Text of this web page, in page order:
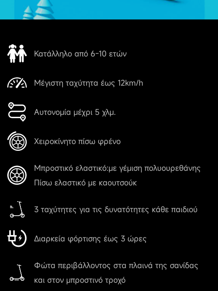
Κατάλληλο από 6-10 ετών
Μέγιστη ταχύτητα έως 12km/h
Αυτονομία μέχρι 5 χλμ.
Χειροκίνητο πίσω φρένο
Mπροστικό ελαστικό:με γέμιση πολυουρεθάνης
Πίσω ελαστικό με καουτσούκ
3 ταχύτητες για τις δυνατότητες κάθε παιδιού
Διαρκεία φόρτισης έως 3 ώρες
Φώτα περιβάλλοντος στα πλαινά της σανίδας
και στον μπροστινό τροχό